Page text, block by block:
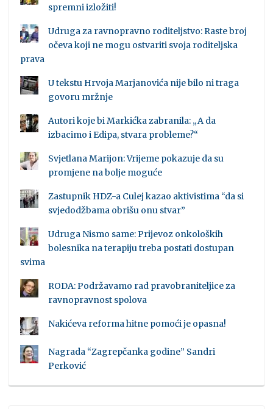
spremni izložiti!
Udruga za ravnopravno roditeljstvo: Raste broj
očeva koji ne mogu ostvariti svoja roditeljska
prava
U tekstu Hrvoja Marjanovića nije bilo ni traga
govoru mržnje
Autori koje bi Markićka zabranila: „A da
izbacimo i Edipa, stvara probleme?“
Svjetlana Marijon: Vrijeme pokazuje da su
promjene na bolje moguće
Zastupnik HDZ-a Culej kazao aktivistima “da si
svjedodžbama obrišu onu stvar”
Udruga Nismo same: Prijevoz onkoloških
bolesnika na terapiju treba postati dostupan
svima
RODA: Podržavamo rad pravobraniteljice za
ravnopravnost spolova
Nakićeva reforma hitne pomoći je opasna!
Nagrada “Zagrepčanka godine” Sandri
Perković